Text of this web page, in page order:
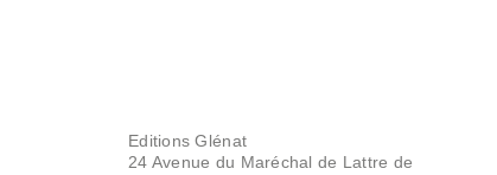
Editions Glénat
24 Avenue du Maréchal de Lattre de